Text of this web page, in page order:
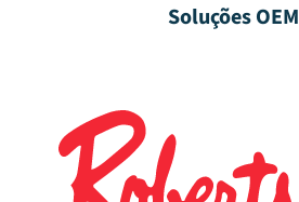
Soluções OEM